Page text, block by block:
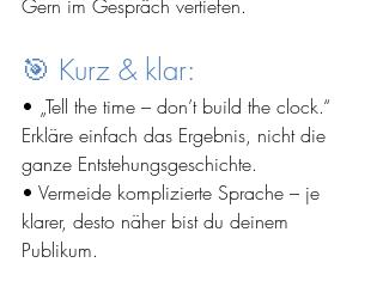
Gern im Gespräch vertiefen.
🎯 Kurz & klar:
• „Tell the time – don’t build the clock.“
Erkläre einfach das Ergebnis, nicht die
ganze Entstehungsgeschichte.
• Vermeide komplizierte Sprache – je
klarer, desto näher bist du deinem
Publikum.